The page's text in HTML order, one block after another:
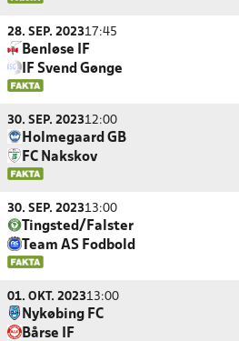
28. SEP. 202317:45
Benløse IF
IF Svend Gønge
30. SEP. 202312:00
Holmegaard GB
FC Nakskov
30. SEP. 202313:00
Tingsted/Falster
Team AS Fodbold
01. OKT. 202313:00
Nykøbing FC
Bårse IF